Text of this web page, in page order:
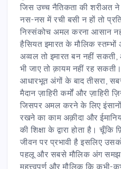
जिस उच्च नैतिकता की शरीअत ने
नस-नस में रची बसी न हों तो
निस्संकोच अमल करना आसान
हैसियत इमारत के मौलिक स्तम्भों
अव्वल तो इमारत बन नहीं
भी जाए तो क़ायम नहीं रह सकती।
आधारभूत अंगों के बाद तीसरा,
मैदान ज़ाहिरी कर्मों और ज़ाहिरी
जिसपर अमल करने के लिए
रखने का काम अक़ीदा और
की शिक्षा के द्वारा होता है। चूँकि
जीवन पर प्रभावी है इसलिए
पहलू और सबसे मौलिक अंग
महत्त्वपूर्ण और मौलिक कि कभी-